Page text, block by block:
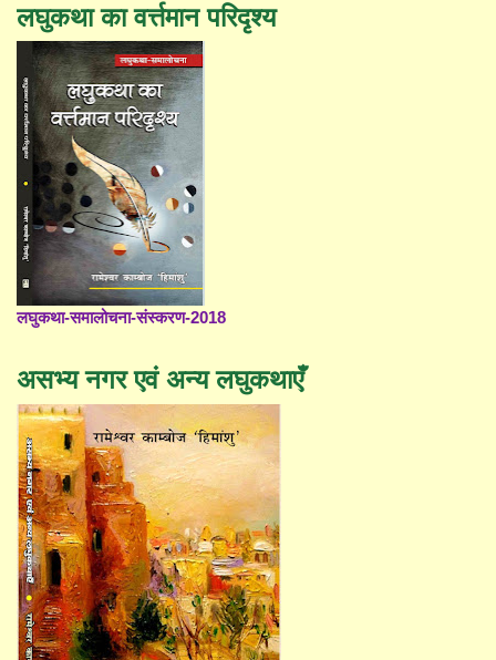
लघुकथा का वर्त्तमान परिदृश्य
लघुकथा-समालोचना-संस्करण-2018
असभ्य नगर एवं अन्य लघुकथाएँ